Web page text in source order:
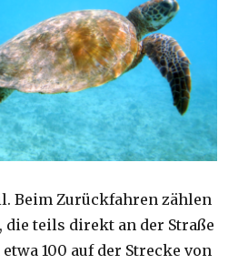
Beim Zurückfahren zählen
teils direkt an der Straße
100 auf der Strecke von